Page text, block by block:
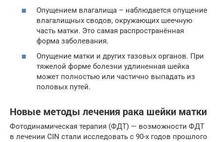
Опущением влагалища – наблюдается опущение
влагалищных сводов, окружающих шеечную
часть матки. Это самая распространённая
форма заболевания.
Опущение матки и других тазовых органов. При
тяжелой форме болезни удлиненная шейка
может полностью или частично выпадать из
половых путей.
Новые методы лечения рака шейки матки
Фотодинамическая терапия (ФДТ) — возможности ФДТ
в лечении CIN стали исследовать с 90-х годов прошлого